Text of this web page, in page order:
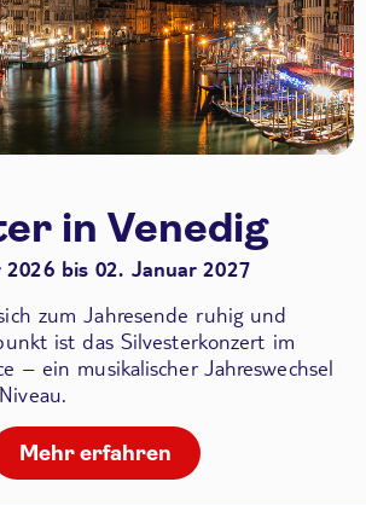
in Venedig
2026 bis 02. Januar 2027
zum Jahresende ruhig und
ist das Silvesterkonzert im
– ein musikalischer Jahreswechsel
Mehr erfahren